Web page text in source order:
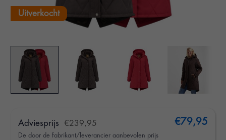
Uitverkocht
Adviesprijs €239,95
De door de fabrikant/leverancier aanbevolen prijs
€79,95